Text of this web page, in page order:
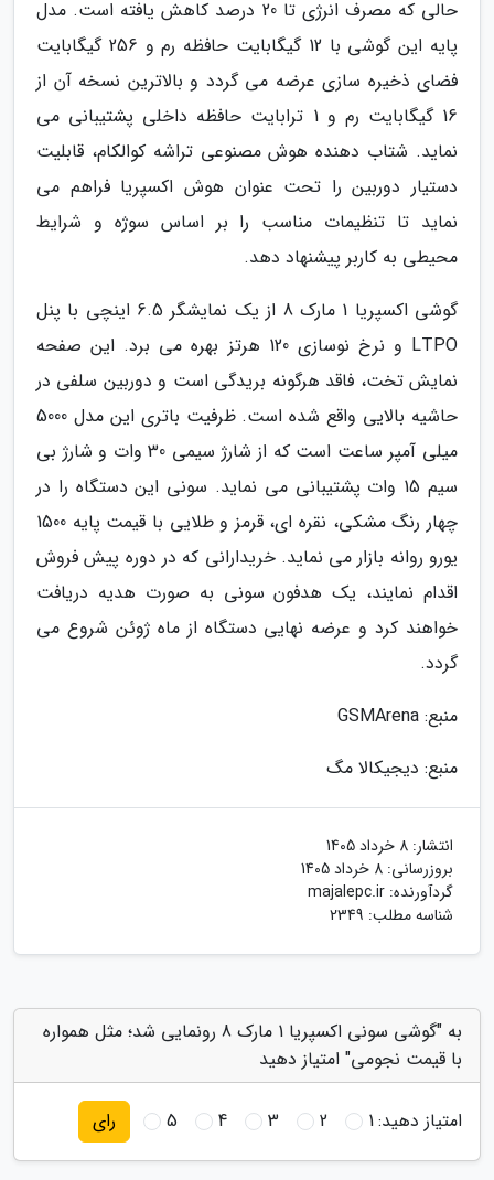
حالی که مصرف انرژی تا 20 درصد کاهش یافته است. مدل
پایه این گوشی با 12 گیگابایت حافظه رم و 256 گیگابایت
فضای ذخیره سازی عرضه می گردد و بالاترین نسخه آن از
16 گیگابایت رم و 1 ترابایت حافظه داخلی پشتیبانی می
نماید. شتاب دهنده هوش مصنوعی تراشه کوالکام، قابلیت
دستیار دوربین را تحت عنوان هوش اکسپریا فراهم می
نماید تا تنظیمات مناسب را بر اساس سوژه و شرایط
محیطی به کاربر پیشنهاد دهد.
گوشی اکسپریا 1 مارک 8 از یک نمایشگر 6.5 اینچی با پنل
LTPO و نرخ نوسازی 120 هرتز بهره می برد. این صفحه
نمایش تخت، فاقد هرگونه بریدگی است و دوربین سلفی در
حاشیه بالایی واقع شده است. ظرفیت باتری این مدل 5000
میلی آمپر ساعت است که از شارژ سیمی 30 وات و شارژ بی
سیم 15 وات پشتیبانی می نماید. سونی این دستگاه را در
چهار رنگ مشکی، نقره ای، قرمز و طلایی با قیمت پایه 1500
یورو روانه بازار می نماید. خریدارانی که در دوره پیش فروش
اقدام نمایند، یک هدفون سونی به صورت هدیه دریافت
خواهند کرد و عرضه نهایی دستگاه از ماه ژوئن شروع می
گردد.
منبع: GSMArena
منبع: دیجیکالا مگ
انتشار: 8 خرداد 1405
بروزرسانی: 8 خرداد 1405
گردآورنده: majalepc.ir
شناسه مطلب: 2349
به "گوشی سونی اکسپریا 1 مارک 8 رونمایی شد؛ مثل همواره
با قیمت نجومی" امتیاز دهید
امتیاز دهید:1
2
3
4
5 رای